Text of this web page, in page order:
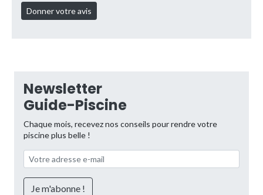
Newsletter
Guide-Piscine
Chaque mois, recevez nos conseils pour rendre votre
piscine plus belle !